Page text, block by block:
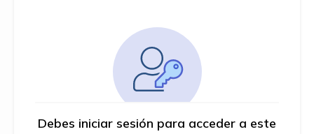
Debes iniciar sesión para acceder a este